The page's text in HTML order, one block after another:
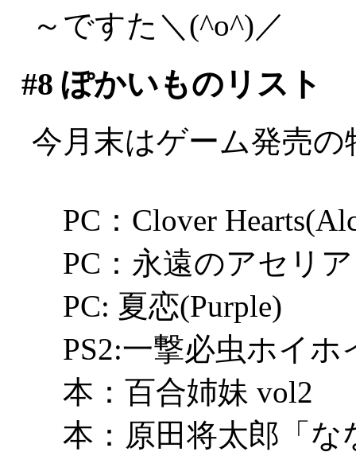
～ですた＼(^o^)／
#8 ぽかいものリスト
今月末はゲーム発売
PC：Clover
PC：永遠のアセリア
PC: 夏恋(Purple)
PS2:一撃必虫ホイホ
本：百合姉妹 vol2
本：原田将太郎「な